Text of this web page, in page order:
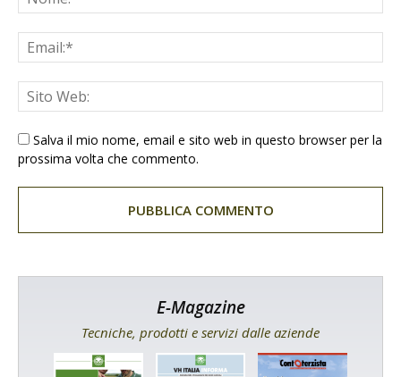
Salva il mio nome, email e sito web in questo browser per la
prossima volta che commento.
E-Magazine
Tecniche, prodotti e servizi dalle aziende